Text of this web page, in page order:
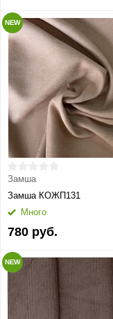
NEW
Замша
Замша КОЖП131
Много
780 руб.
NEW